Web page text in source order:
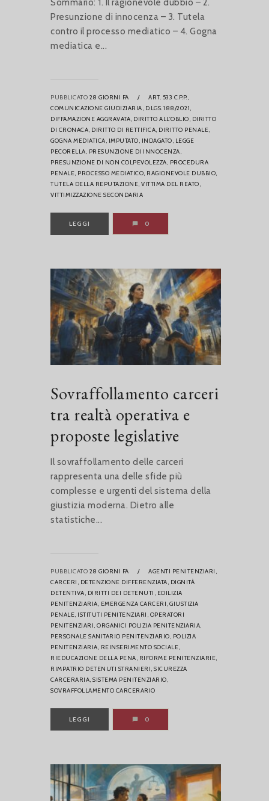
Sommario: 1. Il ragionevole dubbio – 2.
Presunzione di innocenza – 3. Tutela
contro il processo mediatico – 4. Gogna
mediatica e...
PUBBLICATO 28 GIORNI FA /
ART. 533 C.P.P.,
COMUNICAZIONE GIUDIZIARIA, D.LGS. 188/2021,
DIFFAMAZIONE AGGRAVATA, DIRITTO ALL'OBLIO, DIRITTO
DI CRONACA, DIRITTO DI RETTIFICA, DIRITTO PENALE,
GOGNA MEDIATICA, IMPUTATO, INDAGATO, LEGGE
PECORELLA, PRESUNZIONE DI INNOCENZA,
PRESUNZIONE DI NON COLPEVOLEZZA, PROCEDURA
PENALE, PROCESSO MEDIATICO, RAGIONEVOLE DUBBIO,
TUTELA DELLA REPUTAZIONE, VITTIMA DEL REATO,
VITTIMIZZAZIONE SECONDARIA
LEGGI 0
Sovraffollamento carceri
tra realtà operativa e
proposte legislative
Il sovraffollamento delle carceri
rappresenta una delle sfide più
complesse e urgenti del sistema della
giustizia moderna. Dietro alle
statistiche...
PUBBLICATO 28 GIORNI FA /
AGENTI PENITENZIARI,
CARCERI, DETENZIONE DIFFERENZIATA, DIGNITÀ
DETENTIVA, DIRITTI DEI DETENUTI, EDILIZIA
PENITENZIARIA, EMERGENZA CARCERI, GIUSTIZIA
PENALE, ISTITUTI PENITENZIARI, OPERATORI
PENITENZIARI, ORGANICI POLIZIA PENITENZIARIA,
PERSONALE SANITARIO PENITENZIARIO, POLIZIA
PENITENZIARIA, REINSERIMENTO SOCIALE,
RIEDUCAZIONE DELLA PENA, RIFORME PENITENZIARIE,
RIMPATRIO DETENUTI STRANIERI, SICUREZZA
CARCERARIA, SISTEMA PENITENZIARIO,
SOVRAFFOLLAMENTO CARCERARIO
LEGGI 0